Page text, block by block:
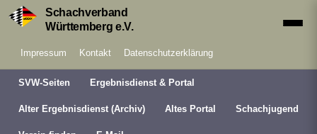
Schachverband
Württemberg e.V.
Impressum Kontakt Datenschutzerklärung
SVW-Seiten Ergebnisdienst & Portal
Alter Ergebnisdienst (Archiv) Altes Portal Schachjugend